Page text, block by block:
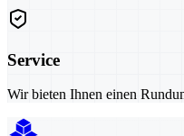
Service
Wir bieten Ihnen einen